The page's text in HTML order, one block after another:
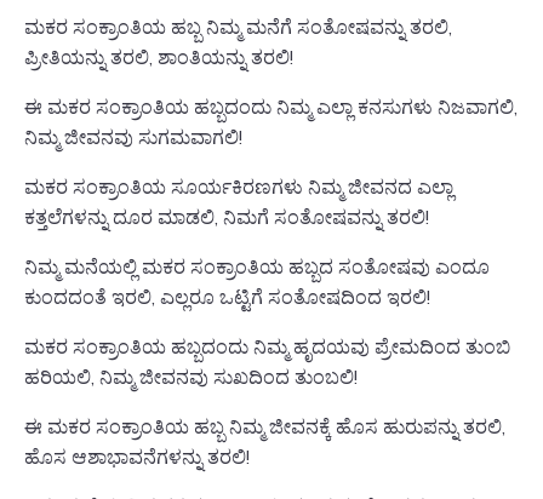
ಮಕರ ಸಂಕ್ರಾಂತಿಯ ಹಬ್ಬ ನಿಮ್ಮ ಮನೆಗೆ ಸಂತೋಷವನ್ನು ತರಲಿ,
ಪ್ರೀತಿಯನ್ನು ತರಲಿ, ಶಾಂತಿಯನ್ನು ತರಲಿ!
ಈ ಮಕರ ಸಂಕ್ರಾಂತಿಯ ಹಬ್ಬದಂದು ನಿಮ್ಮ ಎಲ್ಲಾ ಕನಸುಗಳು ನಿಜವಾಗಲಿ,
ನಿಮ್ಮ ಜೀವನವು ಸುಗಮವಾಗಲಿ!
ಮಕರ ಸಂಕ್ರಾಂತಿಯ ಸೂರ್ಯಕಿರಣಗಳು ನಿಮ್ಮ ಜೀವನದ ಎಲ್ಲಾ
ಕತ್ತಲೆಗಳನ್ನು ದೂರ ಮಾಡಲಿ, ನಿಮಗೆ ಸಂತೋಷವನ್ನು ತರಲಿ!
ನಿಮ್ಮ ಮನೆಯಲ್ಲಿ ಮಕರ ಸಂಕ್ರಾಂತಿಯ ಹಬ್ಬದ ಸಂತೋಷವು ಎಂದೂ
ಕುಂದದಂತೆ ಇರಲಿ, ಎಲ್ಲರೂ ಒಟ್ಟಿಗೆ ಸಂತೋಷದಿಂದ ಇರಲಿ!
ಮಕರ ಸಂಕ್ರಾಂತಿಯ ಹಬ್ಬದಂದು ನಿಮ್ಮ ಹೃದಯವು ಪ್ರೇಮದಿಂದ ತುಂಬಿ
ಹರಿಯಲಿ, ನಿಮ್ಮ ಜೀವನವು ಸುಖದಿಂದ ತುಂಬಲಿ!
ಈ ಮಕರ ಸಂಕ್ರಾಂತಿಯ ಹಬ್ಬ ನಿಮ್ಮ ಜೀವನಕ್ಕೆ ಹೊಸ ಹುರುಪನ್ನು ತರಲಿ,
ಹೊಸ ಆಶಾಭಾವನೆಗಳನ್ನು ತರಲಿ!